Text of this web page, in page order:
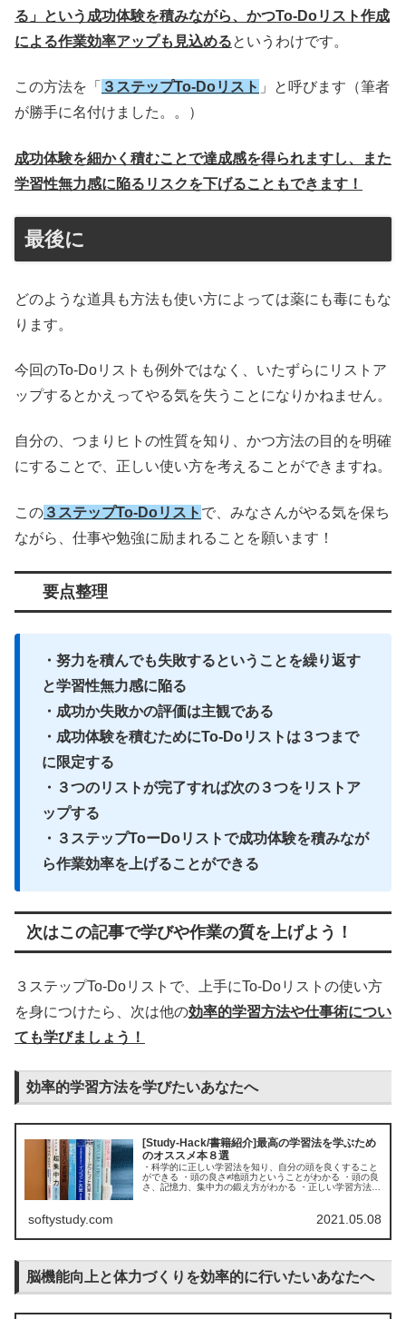
る」という成功体験を積みながら、かつTo-Doリスト作成
による作業効率アップも見込めるというわけです。
この方法を「 ３ステップTo-Doリスト 」と呼びます（筆者
が勝手に名付けました。。）
成功体験を細かく積むことで達成感を得られますし、また
学習性無力感に陥るリスクを下げることもできます！
最後に
どのような道具も方法も使い方によっては薬にも毒にもな
ります。
今回のTo-Doリストも例外ではなく、いたずらにリストア
ップするとかえってやる気を失うことになりかねません。
自分の、つまりヒトの性質を知り、かつ方法の目的を明確
にすることで、正しい使い方を考えることができますね。
この ３ステップTo-Doリスト で、みなさんがやる気を保ち
ながら、仕事や勉強に励まれることを願います！
要点整理
・努力を積んでも失敗するということを繰り返す
と学習性無力感に陥る
・成功か失敗かの評価は主観である
・成功体験を積むためにTo-Doリストは３つまで
に限定する
・３つのリストが完了すれば次の３つをリストア
ップする
・３ステップToーDoリストで成功体験を積みなが
ら作業効率を上げることができる
次はこの記事で学びや作業の質を上げよう！
３ステップTo-Doリストで、上手にTo-Doリストの使い方
を身につけたら、次は他の効率的学習方法や仕事術につい
ても学びましょう！
効率的学習方法を学びたいあなたへ
[Study-Hack/書籍紹介]最高の学習法を学ぶため
のオススメ本８選
・科学的に正しい学習法を知り、自分の頭を良くすること
ができる ・頭の良さ≠地頭力ということがわかる ・頭の良
さ、記憶力、集中力の鍛え方がわかる ・正しい学習方法を
softystudy.com 2021.05.08
脳機能向上と体力づくりを効率的に行いたいあなたへ